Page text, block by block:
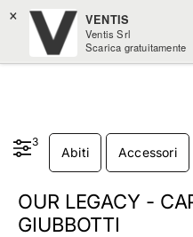
× VENTIS
Ventis Srl
Scarica gratuitamente
3
Abiti Accessori
OUR LEGACY -
GIUBBOTTI